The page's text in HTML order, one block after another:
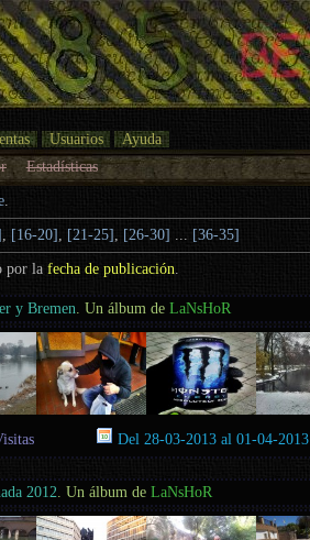
Usuarios
Ayuda
Estadísticas
.
[16-20] [21-25] [26-30] [36-35]
por lafecha de publicación
y Bremen. Un álbum deLaNsHoR
Del 28-03-2013 al 01-04-2013
2012 . Un álbum de LaNsHoR